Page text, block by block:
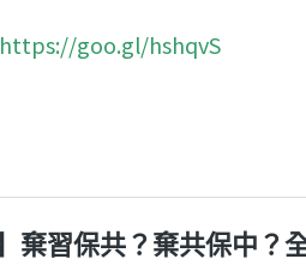
https://goo.gl/hshqvS